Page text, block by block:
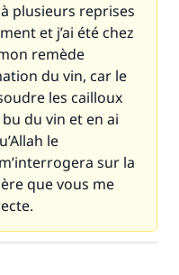
à plusieurs reprises
et j’ai été chez
remède
du vin, car le
les cailloux
bu du vin et en ai
le
sur la
que vous me